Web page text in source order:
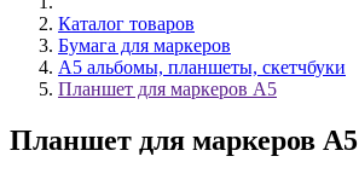
Каталог товаров
Бумага для маркеров
А5 альбомы, планшеты, скетчбуки
Планшет для маркеров А5
Планшет для маркеров А5